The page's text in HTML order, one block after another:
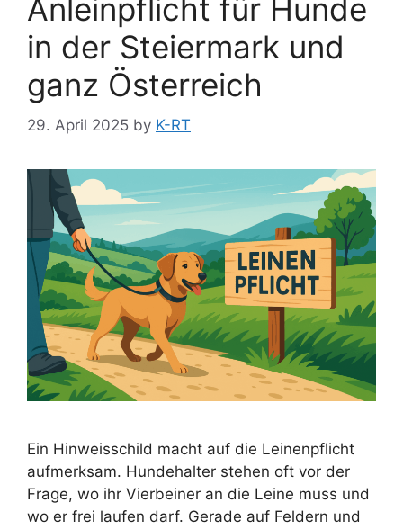
Anleinpflicht für Hunde
in der Steiermark und
ganz Österreich
29. April 2025 by K-RT
Ein Hinweisschild macht auf die Leinenpflicht
aufmerksam. Hundehalter stehen oft vor der
Frage, wo ihr Vierbeiner an die Leine muss und
wo er frei laufen darf. Gerade auf Feldern und